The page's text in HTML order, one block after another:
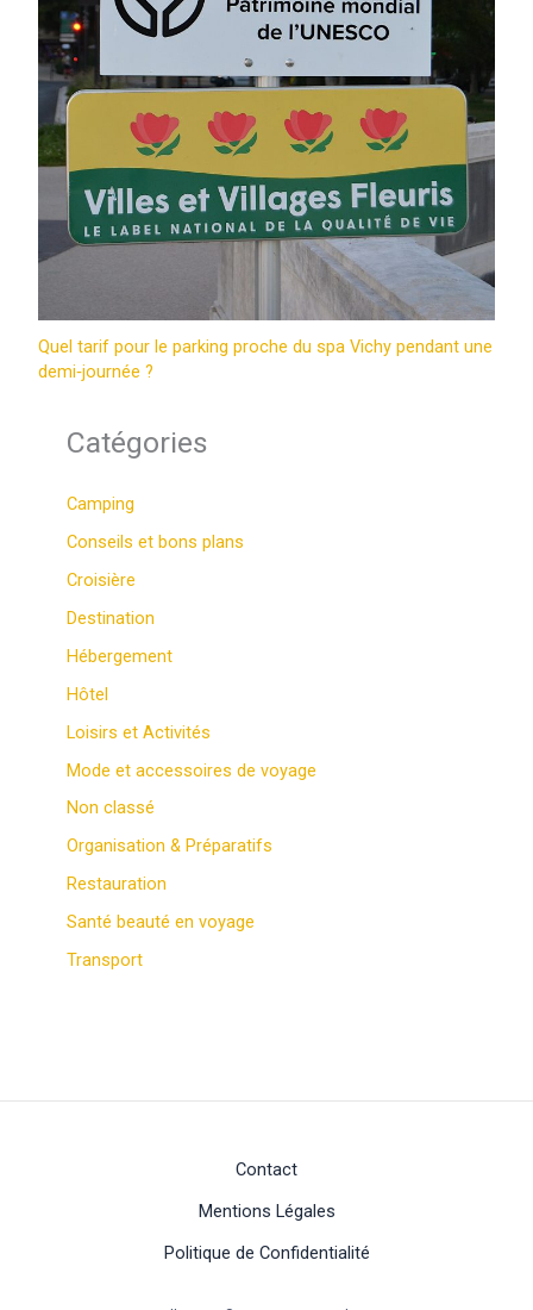
Quel tarif pour le parking proche du spa Vichy pendant une
demi‑journée ?
Catégories
Camping
Conseils et bons plans
Croisière
Destination
Hébergement
Hôtel
Loisirs et Activités
Mode et accessoires de voyage
Non classé
Organisation & Préparatifs
Restauration
Santé beauté en voyage
Transport
Contact
Mentions Légales
Politique de Confidentialité